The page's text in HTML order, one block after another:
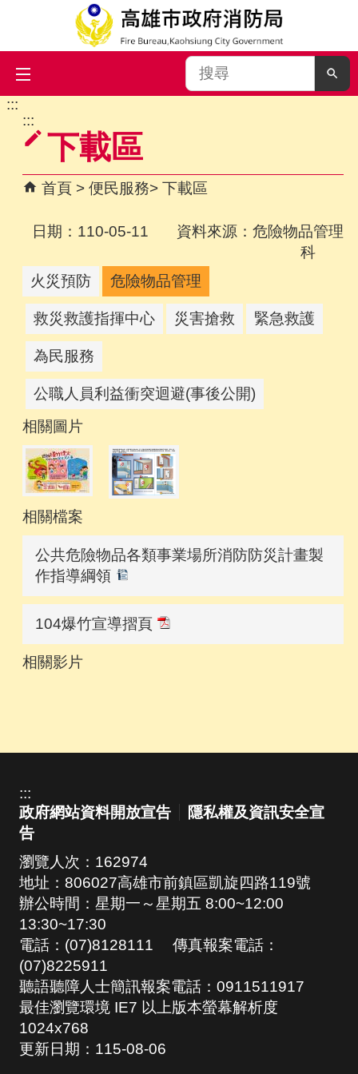
跳到主要內容區塊
搜
尋
:::
:::
下載區
首頁 便民服務 下載區
日期：110-05-11 資料來源：危險物品管理
科
火災預防
危險物品管理
救災救護指揮中心 災害搶救 緊急救護
為民服務
公職人員利益衝突迴避(事後公開)
相關圖片
相關檔案
公共危險物品各類事業場所消防防災計畫製
作指導綱領
104爆竹宣導摺頁
相關影片
:::
政府網站資料開放宣告
隱私權及資訊安全宣
告
瀏覽人次： 162974
地址：806027高雄市前鎮區凱旋四路119號
辦公時間：星期一～星期五 8:00~12:00
13:30~17:30
電話：(07)8128111 傳真報案電話：
(07)8225911
聽語聽障人士簡訊報案電話：0911511917
最佳瀏覽環境 IE7 以上版本螢幕解析度
1024x768
更新日期： 115-08-06